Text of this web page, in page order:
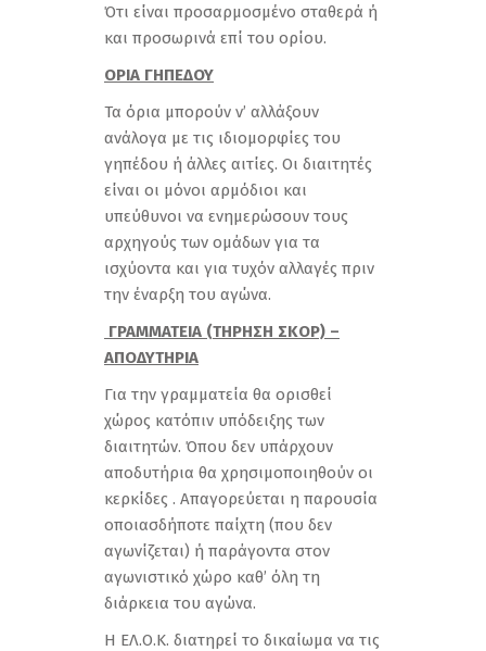
Ότι είναι προσαρμοσμένο σταθερά ή
και προσωρινά επί του ορίου.
ΟΡΙΑ ΓΗΠΕΔΟΥ
Τα όρια μπορούν ν’ αλλάξουν
ανάλογα με τις ιδιομορφίες του
γηπέδου ή άλλες αιτίες. Οι διαιτητές
είναι οι μόνοι αρμόδιοι και
υπεύθυνοι να ενημερώσουν τους
αρχηγούς των ομάδων για τα
ισχύοντα και για τυχόν αλλαγές πριν
την έναρξη του αγώνα.
ΓΡΑΜΜΑΤΕΙΑ (ΤΗΡΗΣΗ ΣΚΟΡ) –
ΑΠΟΔΥΤΗΡΙΑ
Για την γραμματεία θα ορισθεί
χώρος κατόπιν υπόδειξης των
διαιτητών. Όπου δεν υπάρχουν
αποδυτήρια θα χρησιμοποιηθούν οι
κερκίδες . Απαγορεύεται η παρουσία
οποιασδήποτε παίχτη (που δεν
αγωνίζεται) ή παράγοντα στον
αγωνιστικό χώρο καθ’ όλη τη
διάρκεια του αγώνα.
Η ΕΛ.Ο.Κ. διατηρεί το δικαίωμα να τις